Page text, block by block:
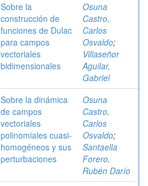
Sobre la
construcción de
funciones de Dulac
para campos
vectoriales
bidimensionales
Osuna
Castro,
Carlos
Osvaldo;
Villaseñor
Aguilar,
Gabriel
Sobre la dinámica
de campos
vectoriales
polinomiales cuasi-
homogéneos y sus
perturbaciones
Osuna
Castro,
Carlos
Osvaldo;
Santaella
Forero,
Rubén Darío